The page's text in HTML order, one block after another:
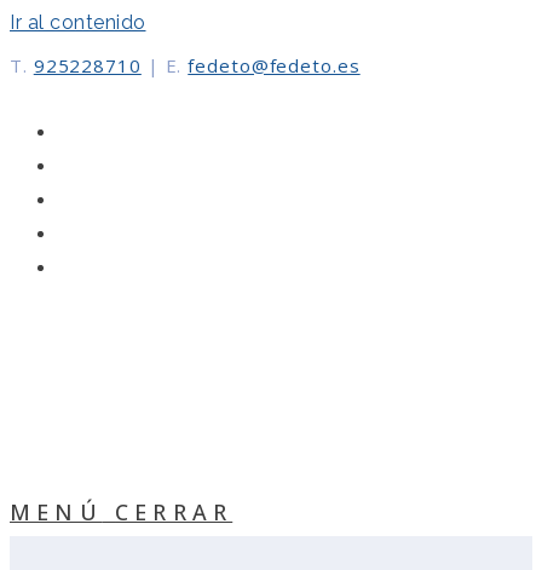
Ir al contenido
T. 925228710 | E. fedeto@fedeto.es
MENÚ CERRAR